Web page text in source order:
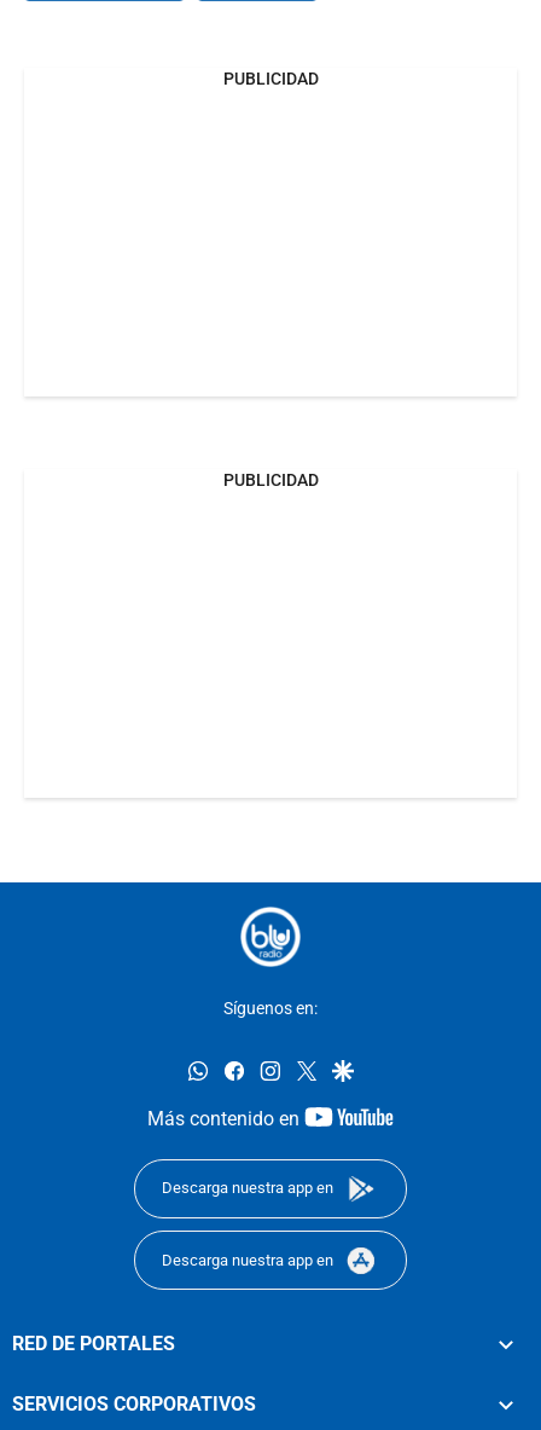
PUBLICIDAD
PUBLICIDAD
Síguenos en:
whatsappfacebookinstagram
twittergoogle
Más contenido en
youtube-
Descarga nuestra app en
Descarga nuestra app en
RED DE PORTALES
SERVICIOS CORPORATIVOS